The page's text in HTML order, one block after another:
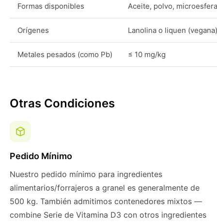
Formas disponibles Aceite, polvo,
Orígenes Lanolina o liquen (vegana)
Metales pesados (como Pb) ≤ 10 mg/kg
Otras Condiciones
Pedido Mínimo
Nuestro pedido mínimo para ingredientes
alimentarios/forrajeros a granel es generalmente de
500 kg. También admitimos contenedores mixtos —
combine Serie de Vitamina D3 con otros ingredientes